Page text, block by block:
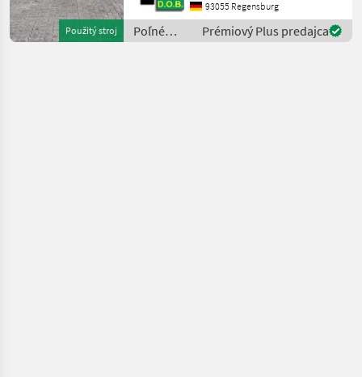
Použitý stroj
Erstzulassung 2023 * 94
Motor-bh, 35 Trommel-bh
(Stand 04.2026) - "I"-
93055 Regensburg
Poľné
zberové
Prémiový Plus predajca